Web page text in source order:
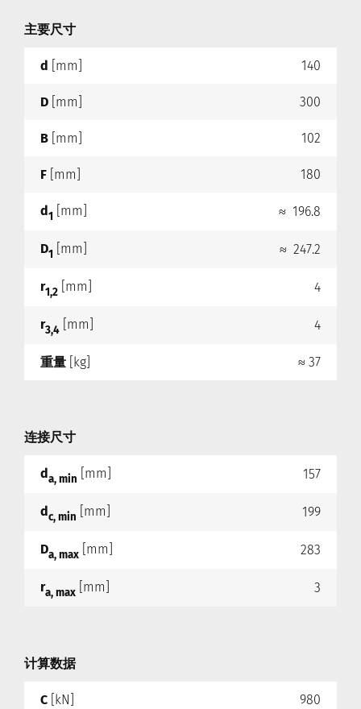
主要尺寸
d [mm] 140
D [mm] 300
B [mm] 102
F [mm] 180
d1 [mm] ≈ 196.8
D1 [mm] ≈ 247.2
r1,2 [mm] 4
r3,4 [mm] 4
重量 [kg] ≈ 37
连接尺寸
da, min [mm] 157
dc, min [mm] 199
Da, max [mm] 283
ra, max [mm] 3
计算数据
C [kN] 980